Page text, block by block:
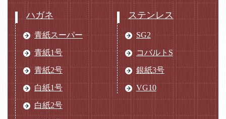
ハガネ
青紙スーパー
青紙1号
青紙2号
白紙1号
白紙2号
ステンレス
SG2
コバルトS
銀紙3号
VG10